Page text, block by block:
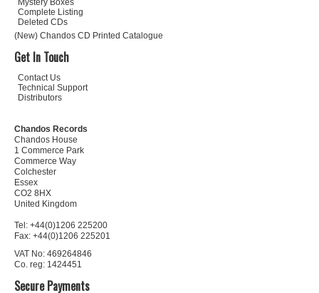
Mystery Boxes
Complete Listing
Deleted CDs
(New) Chandos CD Printed Catalogue
Get In Touch
Contact Us
Technical Support
Distributors
Chandos Records
Chandos House
1 Commerce Park
Commerce Way
Colchester
Essex
CO2 8HX
United Kingdom
Tel: +44(0)1206 225200
Fax: +44(0)1206 225201
VAT No: 469264846
Co. reg: 1424451
Secure Payments